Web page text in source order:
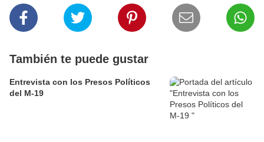
También te puede gustar
Entrevista con los Presos Políticos
del M-19